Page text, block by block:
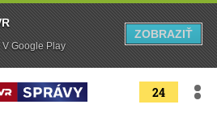
24
V Google Play
ZOBRAZIŤ